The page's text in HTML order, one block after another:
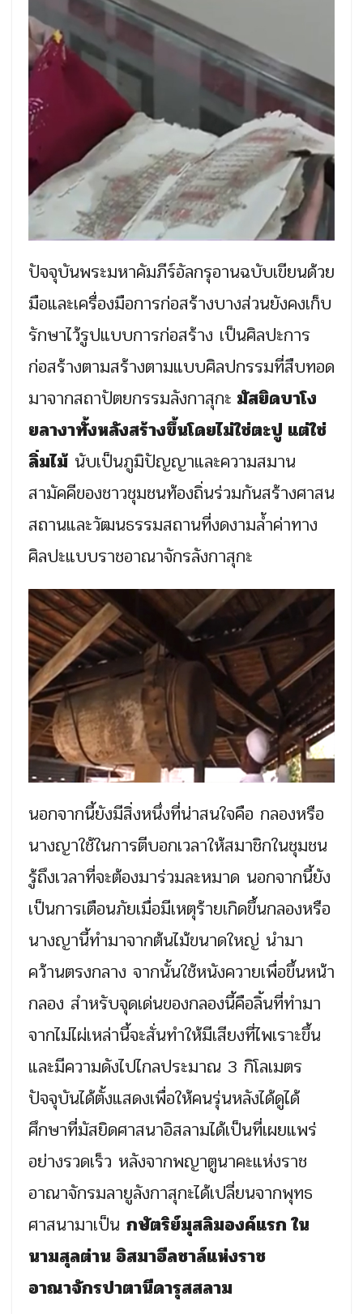
ปัจจุบันพระมหาคัมภีร์อัลกรุอานฉบับเขียนด้วย
มือและเครื่องมือการก่อสร้างบางส่วนยังคงเก็บ
รักษาไว้รูปแบบการก่อสร้าง เป็นศิลปะการ
ก่อสร้างตามสร้างตามแบบศิลปกรรมที่สืบทอด
มาจากสถาปัตยกรรมลังกาสุกะ มัสยิดบาโง
ยลางาทั้งหลังสร้างขึ้นโดยไม่ใช่ตะปู แต่ใช่
ลิ่มไม้ นับเป็นภูมิปัญญาและความสมาน
สามัคคีของชาวชุมชนท้องถิ่นร่วมกันสร้างศาสน
สถานและวัฒนธรรมสถานที่งดงามล้ำค่าทาง
ศิลปะแบบราชอาณาจักรลังกาสุกะ
นอกจากนี้ยังมีสิ่งหนึ่งที่น่าสนใจคือ กลองหรือ
นางญาใช้ในการตีบอกเวลาให้สมาชิกในชุมชน
รู้ถึงเวลาที่จะต้องมาร่วมละหมาด นอกจากนี้ยัง
เป็นการเตือนภัยเมื่อมีเหตุร้ายเกิดขึ้นกลองหรือ
นางญานี้ทำมาจากต้นไม้ขนาดใหญ่ นำมา
คว้านตรงกลาง จากนั้นใช้หนังควายเพื่อขึ้นหน้า
กลอง สำหรับจุดเด่นของกลองนี้คือลิ้นที่ทำมา
จากไม่ไผ่เหล่านี้จะสั่นทำให้มีเสียงที่ไพเราะขึ้น
และมีความดังไปไกลประมาณ 3 กิโลเมตร
ปัจจุบันได้ตั้งแสดงเพื่อให้คนรุ่นหลังได้ดูได้
ศึกษาที่มัสยิดศาสนาอิสลามได้เป็นที่เผยแพร่
อย่างรวดเร็ว หลังจากพญาตูนาคะแห่งราช
อาณาจักรมลายูลังกาสุกะได้เปลี่ยนจากพุทธ
ศาสนามาเป็น กษัตริย์มุสลิมองค์แรก ใน
นามสุลต่าน อิสมาอีลชาล์แห่งราช
อาณาจักรปาตานีดารุสสลาม